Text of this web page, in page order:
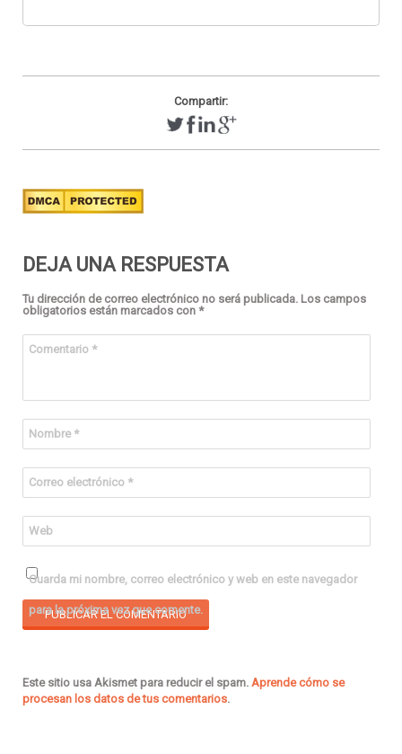
Compartir:
DEJA UNA RESPUESTA
Tu dirección de correo electrónico no será publicada. Los campos
obligatorios están marcados con *
Comentario *
Nombre *
Correo electrónico *
Web
Guarda mi nombre, correo electrónico y web en este navegador
para la próxima vez que comente.
Este sitio usa Akismet para reducir el spam. Aprende cómo se
procesan los datos de tus comentarios.